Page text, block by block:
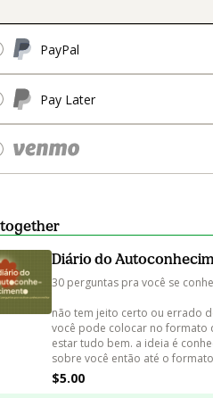
PayPal
Pay Later
Diário do
30 perguntas pra você se
não tem jeito certo ou errado
você pode colocar no formato
estar tudo bem. a ideia é
sobre você então até o
$5.00